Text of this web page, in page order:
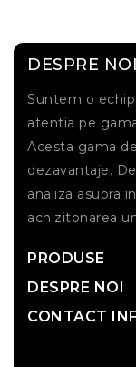
DESPRE NOI
Suntem o
atentia pe
Acesta gama
dezavantaje.
analiza asupra
achizitonarea
PRODUSE
DESPRE NOI
CONTACT